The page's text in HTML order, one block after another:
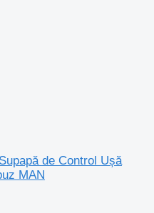
de Control Ușă
MAN